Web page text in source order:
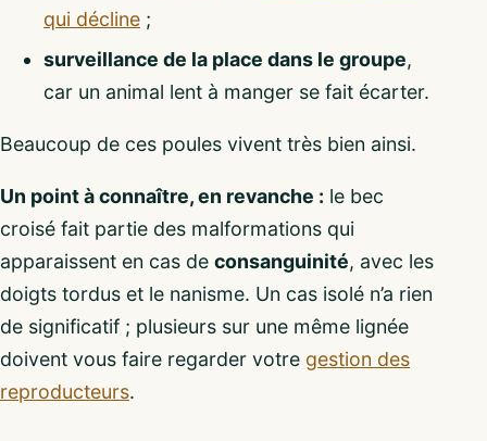
qui décline ;
surveillance de la place dans le groupe,
car un animal lent à manger se fait écarter.
Beaucoup de ces poules vivent très bien ainsi.
Un point à connaître, en revanche : le bec
croisé fait partie des malformations qui
apparaissent en cas de consanguinité, avec les
doigts tordus et le nanisme. Un cas isolé n’a rien
de significatif ; plusieurs sur une même lignée
doivent vous faire regarder votre gestion des
reproducteurs.